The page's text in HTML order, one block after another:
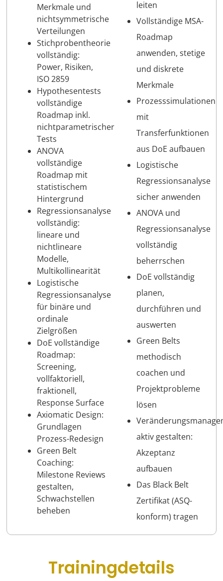
Merkmale und
nichtsymmetrische
Verteilungen
Stichprobentheorie
vollständig:
Power, Risiken,
ISO 2859
Hypothesentests
vollständige
Roadmap inkl.
nichtparametrischer
Tests
ANOVA
vollständige
Roadmap mit
statistischem
Hintergrund
Regressionsanalyse
vollständig:
lineare und
nichtlineare
Modelle,
Multikollinearität
Logistische
Regressionsanalyse
für binäre und
ordinale
Zielgrößen
DoE vollständige
Roadmap:
Screening,
vollfaktoriell,
fraktionell,
Response Surface
Axiomatic Design:
Grundlagen
Prozess-Redesign
Green Belt
Coaching:
Milestone Reviews
gestalten,
Schwachstellen
beheben
leiten
Vollständige MSA-
Roadmap
anwenden, stetige
und diskrete
Merkmale
Prozesssimulationen
mit
Transferfunktionen
aus DoE aufbauen
Logistische
Regressionsanalyse
sicher anwenden
ANOVA und
Regressionsanalyse
vollständig
beherrschen
DoE vollständig
planen,
durchführen und
auswerten
Green Belts
methodisch
coachen und
Projektprobleme
lösen
aktiv gestalten:
Akzeptanz
aufbauen
Das Black Belt
Zertifikat (ASQ-
konform) tragen
Trainingdetails